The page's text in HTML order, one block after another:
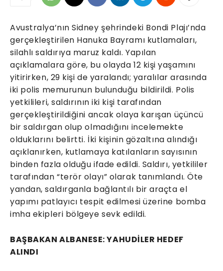
Avustralya’nın Sidney şehrindeki Bondi Plajı’nda
gerçekleştirilen Hanuka Bayramı kutlamaları,
silahlı saldırıya maruz kaldı. Yapılan
açıklamalara göre, bu olayda 12 kişi yaşamını
yitirirken, 29 kişi de yaralandı; yaralılar arasında
iki polis memurunun bulunduğu bildirildi. Polis
yetkilileri, saldırının iki kişi tarafından
gerçekleştirildiğini ancak olaya karışan üçüncü
bir saldırgan olup olmadığını incelemekte
olduklarını belirtti. İki kişinin gözaltına alındığı
açıklanırken, kutlamaya katılanların sayısının
binden fazla olduğu ifade edildi. Saldırı, yetkililer
tarafından “terör olayı” olarak tanımlandı. Öte
yandan, saldırganla bağlantılı bir araçta el
yapımı patlayıcı tespit edilmesi üzerine bomba
imha ekipleri bölgeye sevk edildi.
BAŞBAKAN ALBANESE: YAHUDİLER HEDEF
ALINDI